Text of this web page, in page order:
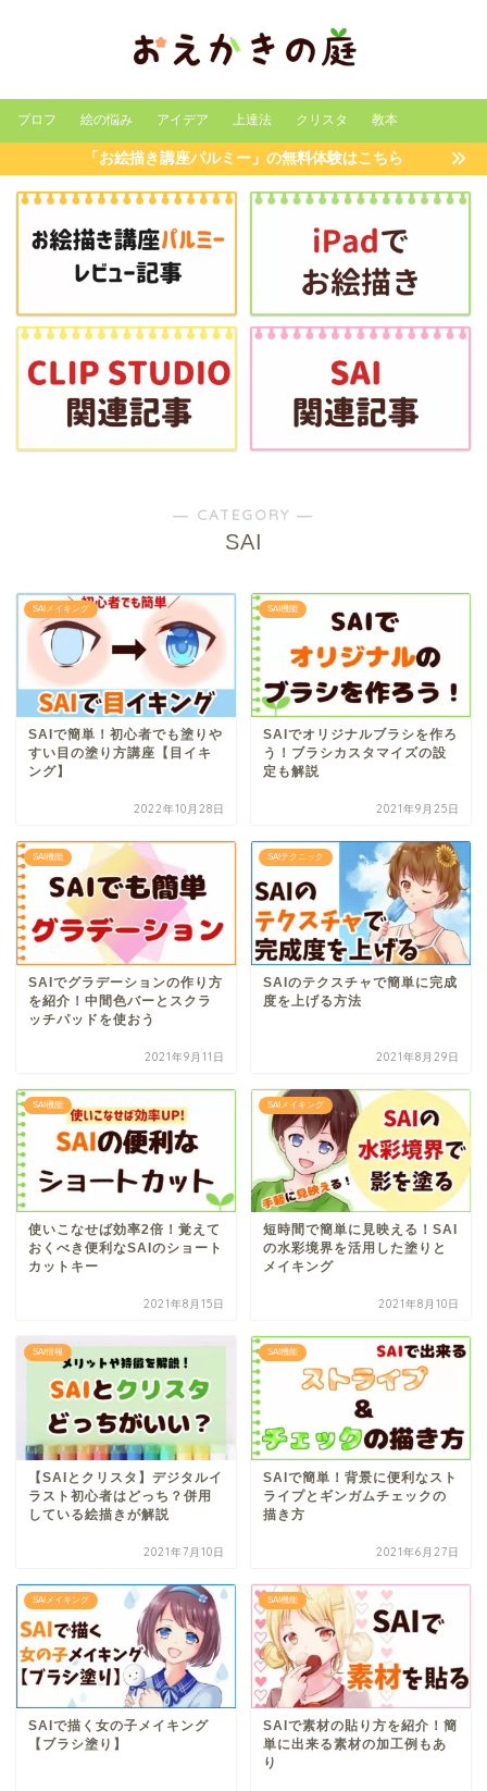
プロフ 絵の悩み アイデア 上達法 クリスタ 教本
「お絵描き講座パルミー」の無料体験はこちら
― CATEGORY ―
SAI
SAIメイキング
SAIで簡単！初心者でも塗りや
すい目の塗り方講座【目イキ
ング】
2022年10月28日
SAI機能
SAIでオリジナルブラシを作ろ
う！ブラシカスタマイズの設
定も解説
2021年9月25日
SAI機能
SAIでグラデーションの作り方
を紹介！中間色バーとスクラ
ッチパッドを使おう
2021年9月11日
SAIテクニック
SAIのテクスチャで簡単に完成
度を上げる方法
2021年8月29日
SAI機能
使いこなせば効率2倍！覚えて
おくべき便利なSAIのショート
カットキー
2021年8月15日
SAIメイキング
短時間で簡単に見映える！SAI
の水彩境界を活用した塗りと
メイキング
2021年8月10日
SAI情報
【SAIとクリスタ】デジタルイ
ラスト初心者はどっち？併用
している絵描きが解説
2021年7月10日
SAI機能
SAIで簡単！背景に便利なスト
ライプとギンガムチェックの
描き方
2021年6月27日
SAIメイキング
SAIで描く女の子メイキング
【ブラシ塗り】
SAI機能
SAIで素材の貼り方を紹介！簡
単に出来る素材の加工例もあ
り